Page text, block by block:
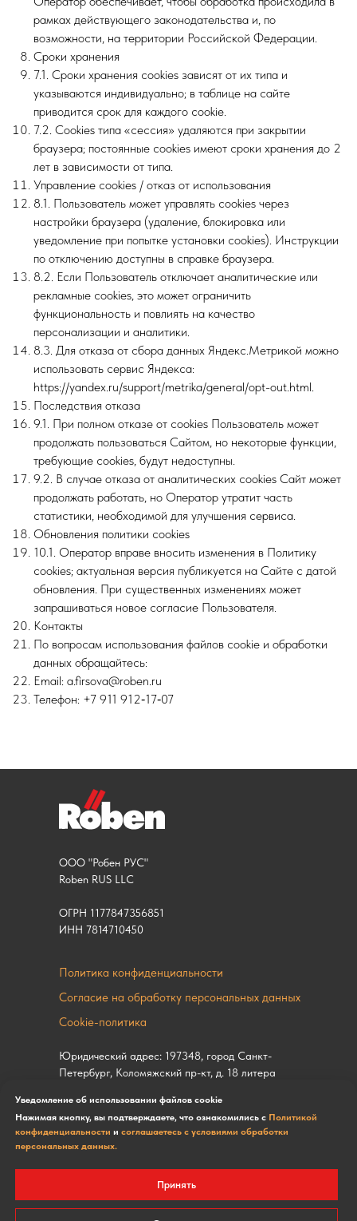
рамках действующего законодательства и, по
возможности, на территории Российской Федерации.
Сроки хранения
7.1. Сроки хранения cookies зависят от их типа и
указываются индивидуально; в таблице на сайте
приводится срок для каждого cookie.
7.2. Cookies типа «сессия» удаляются при закрытии
браузера; постоянные cookies имеют сроки хранения до 2
лет в зависимости от типа.
Управление cookies / отказ от использования
8.1. Пользователь может управлять cookies через
настройки браузера (удаление, блокировка или
уведомление при попытке установки cookies). Инструкции
по отключению доступны в справке браузера.
8.2. Если Пользователь отключает аналитические или
рекламные cookies, это может ограничить
функциональность и повлиять на качество
персонализации и аналитики.
8.3. Для отказа от сбора данных Яндекс.Метрикой можно
использовать сервис Яндекса:
https://yandex.ru/support/metrika/general/opt-out.html.
Последствия отказа
9.1. При полном отказе от cookies Пользователь может
продолжать пользоваться Сайтом, но некоторые функции,
требующие cookies, будут недоступны.
9.2. В случае отказа от аналитических cookies Сайт может
продолжать работать, но Оператор утратит часть
статистики, необходимой для улучшения сервиса.
Обновления политики cookies
10.1. Оператор вправе вносить изменения в Политику
cookies; актуальная версия публикуется на Сайте с датой
обновления. При существенных изменениях может
запрашиваться новое согласие Пользователя.
Контакты
По вопросам использования файлов cookie и обработки
данных обращайтесь:
Email: a.firsova@roben.ru
Телефон: +7 911 912‑17‑07
Уведомление об использовании файлов cookie
Нажимая кнопку, вы подтверждаете, что ознакомились с Политикой
конфиденциальности и соглашаетесь с условиями обработки
персональных данных.
Принять
ООО "Робен РУС"
Roben RUS LLC
ОГРН 1177847356851
ИНН 7814710450
Юридический адрес: 197348, город Санкт-
Петербург, Коломяжский пр-кт, д. 18 литера
Вся представленная на сайте информация,
касающаяся технических характеристик,
носит информационный характер и ни при
каких условиях не является публичной
офертой.
Политика конфиденциальности
Согласие на обработку персональных данных
Cookie-политика